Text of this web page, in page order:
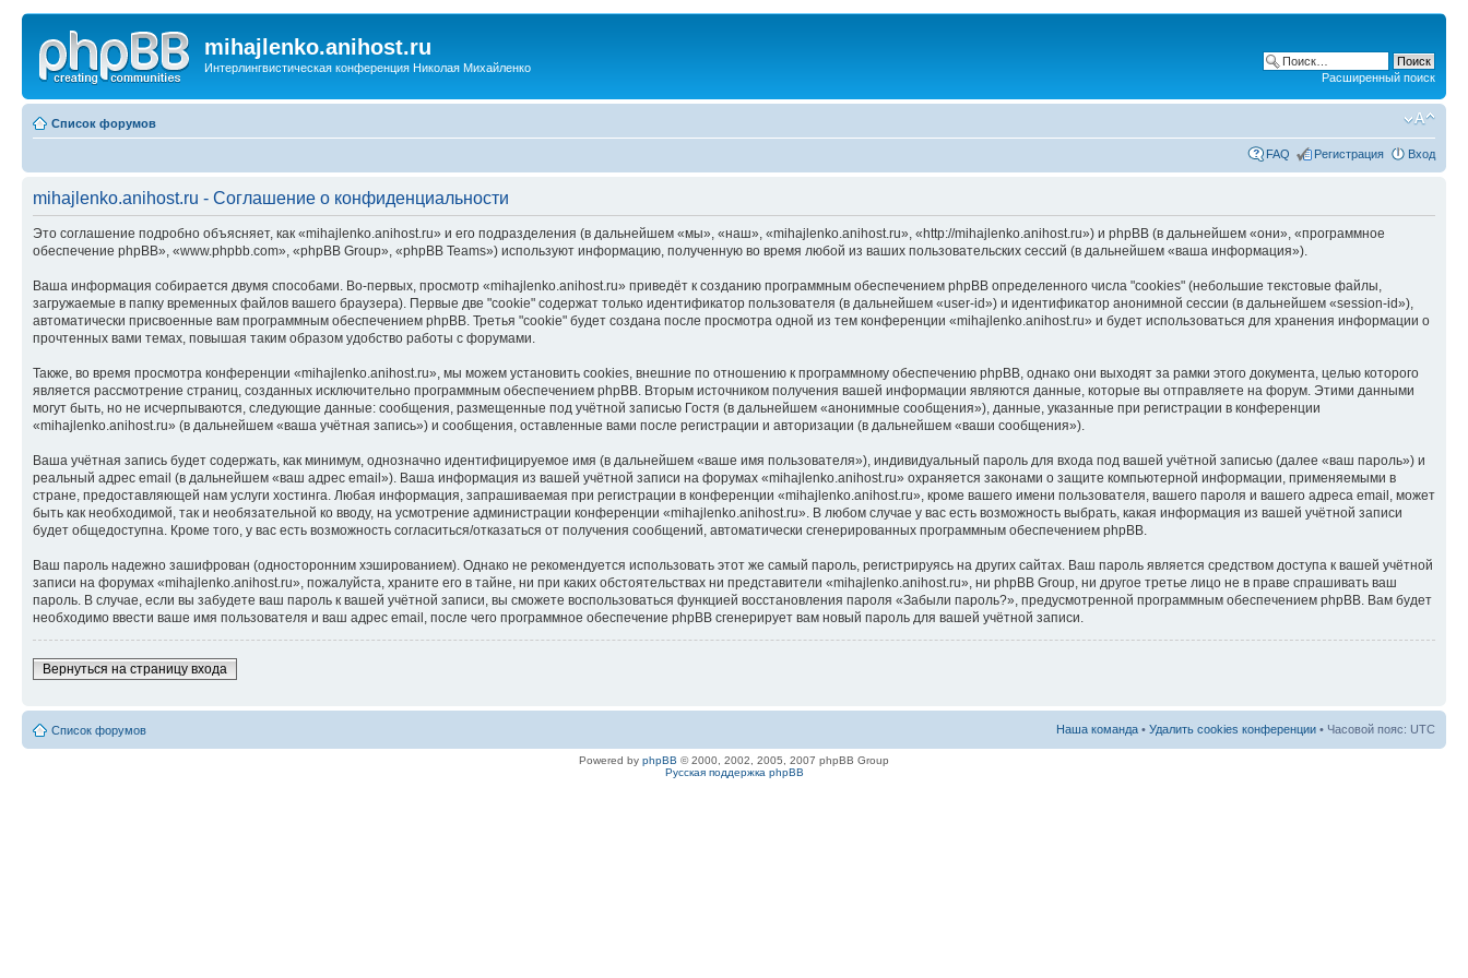
mihajlenko.anihost.ru
Интерлингвистическая конференция Николая Михайленко
Расширенный поиск
Список форумов
FAQ Регистрация Вход
mihajlenko.anihost.ru - Соглашение о конфиденциальности
Это соглашение подробно объясняет, как «mihajlenko.anihost.ru» и его подразделения (в дальнейшем «мы», «наш», «mihajlenko.anihost.ru», «http://mihajlenko.anihost.ru») и phpBB (в дальнейшем «они», «программное
обеспечение phpBB», «www.phpbb.com», «phpBB Group», «phpBB Teams») используют информацию, полученную во время любой из ваших пользовательских сессий (в дальнейшем «ваша информация»).
Ваша информация собирается двумя способами. Во-первых, просмотр «mihajlenko.anihost.ru» приведёт к созданию программным обеспечением phpBB определенного числа "cookies" (небольшие текстовые файлы,
загружаемые в папку временных файлов вашего браузера). Первые две "cookie" содержат только идентификатор пользователя (в дальнейшем «user-id») и идентификатор анонимной сессии (в дальнейшем «session-id»),
автоматически присвоенные вам программным обеспечением phpBB. Третья "cookie" будет создана после просмотра одной из тем конференции «mihajlenko.anihost.ru» и будет использоваться для хранения информации о
прочтенных вами темах, повышая таким образом удобство работы с форумами.
Также, во время просмотра конференции «mihajlenko.anihost.ru», мы можем установить cookies, внешние по отношению к программному обеспечению phpBB, однако они выходят за рамки этого документа, целью которого
является рассмотрение страниц, созданных исключительно программным обеспечением phpBB. Вторым источником получения вашей информации являются данные, которые вы отправляете на форум. Этими данными
могут быть, но не исчерпываются, следующие данные: сообщения, размещенные под учётной записью Гостя (в дальнейшем «анонимные сообщения»), данные, указанные при регистрации в конференции
«mihajlenko.anihost.ru» (в дальнейшем «ваша учётная запись») и сообщения, оставленные вами после регистрации и авторизации (в дальнейшем «ваши сообщения»).
Ваша учётная запись будет содержать, как минимум, однозначно идентифицируемое имя (в дальнейшем «ваше имя пользователя»), индивидуальный пароль для входа под вашей учётной записью (далее «ваш пароль») и
реальный адрес email (в дальнейшем «ваш адрес email»). Ваша информация из вашей учётной записи на форумах «mihajlenko.anihost.ru» охраняется законами о защите компьютерной информации, применяемыми в
стране, предоставляющей нам услуги хостинга. Любая информация, запрашиваемая при регистрации в конференции «mihajlenko.anihost.ru», кроме вашего имени пользователя, вашего пароля и вашего адреса email, может
быть как необходимой, так и необязательной ко вводу, на усмотрение администрации конференции «mihajlenko.anihost.ru». В любом случае у вас есть возможность выбрать, какая информация из вашей учётной записи
будет общедоступна. Кроме того, у вас есть возможность согласиться/отказаться от получения сообщений, автоматически сгенерированных программным обеспечением phpBB.
Ваш пароль надежно зашифрован (односторонним хэшированием). Однако не рекомендуется использовать этот же самый пароль, регистрируясь на других сайтах. Ваш пароль является средством доступа к вашей учётной
записи на форумах «mihajlenko.anihost.ru», пожалуйста, храните его в тайне, ни при каких обстоятельствах ни представители «mihajlenko.anihost.ru», ни phpBB Group, ни другое третье лицо не в праве спрашивать ваш
пароль. В случае, если вы забудете ваш пароль к вашей учётной записи, вы сможете воспользоваться функцией восстановления пароля «Забыли пароль?», предусмотренной программным обеспечением phpBB. Вам будет
необходимо ввести ваше имя пользователя и ваш адрес email, после чего программное обеспечение phpBB сгенерирует вам новый пароль для вашей учётной записи.
Вернуться на страницу входа
Список форумов Наша команда • Удалить cookies конференции • Часовой пояс: UTC
Powered by phpBB © 2000, 2002, 2005, 2007 phpBB Group
Русская поддержка phpBB